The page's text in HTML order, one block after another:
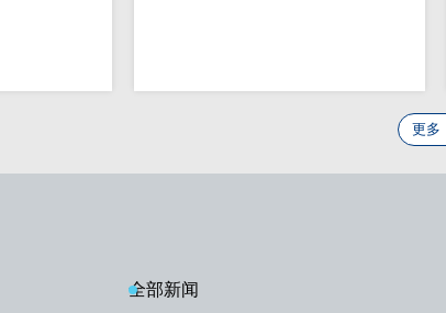
更多
全部新闻